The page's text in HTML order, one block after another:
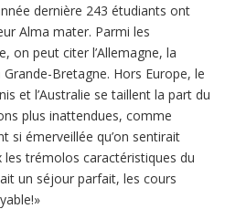
dernière 243 étudiants ont
Alma mater. Parmi les
on peut citer l’Allemagne, la
Grande-Bretagne. Hors Europe, le
et l’Australie se taillent la part du
plus inattendues, comme
si émerveillée qu’on sentirait
trémolos caractéristiques du
un séjour parfait, les cours